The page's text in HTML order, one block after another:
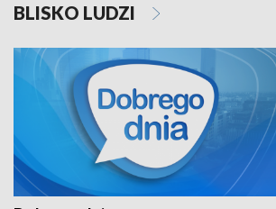
BLISKO LUDZI